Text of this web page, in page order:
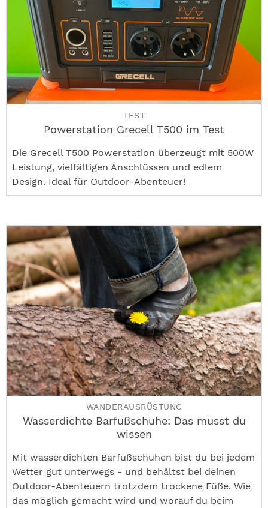
TEST
Powerstation Grecell T500 im Test
Die Grecell T500 Powerstation überzeugt mit 500W
Leistung, vielfältigen Anschlüssen und edlem
Design. Ideal für Outdoor-Abenteuer!
WANDERAUSRÜSTUNG
Wasserdichte Barfußschuhe: Das musst du
wissen
Mit wasserdichten Barfußschuhen bist du bei jedem
Wetter gut unterwegs - und behältst bei deinen
Outdoor-Abenteuern trotzdem trockene Füße. Wie
das möglich gemacht wird und worauf du beim